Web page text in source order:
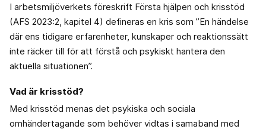
I arbetsmiljöverkets föreskrift Första hjälpen och krisstöd
(AFS 2023:2, kapitel 4) defineras en kris som ”En händelse
där ens tidigare erfarenheter, kunskaper och reaktionssätt
inte räcker till för att förstå och psykiskt hantera den
aktuella situationen”.
Vad är krisstöd?
Med krisstöd menas det psykiska och sociala
omhändertagande som behöver vidtas i samaband med